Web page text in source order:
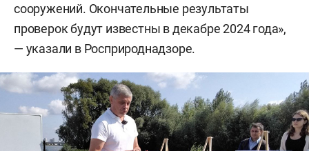
сооружений. Окончательные результаты
проверок будут известны в декабре 2024 года»,
— указали в Росприроднадзоре.